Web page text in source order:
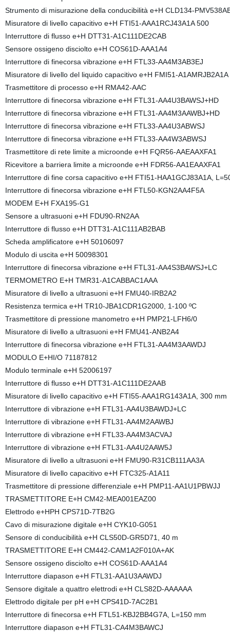
Strumento di misurazione della conducibilità e+H CLD134-
Misuratore di livello capacitivo e+H FTI51-AAA1RCJ43A1A 500
Interruttore di flusso e+H DTT31-A1C111DE2CAB
Sensore ossigeno disciolto e+H COS61D-AAA1A4
Interruttore di finecorsa vibrazione e+H FTL33-AA4M3AB3EJ
Misuratore di livello del liquido capacitivo e+H FMI51-A1AMRJB2A1A
Trasmettitore di processo e+H RMA42-AAC
Interruttore di finecorsa vibrazione e+H FTL31-AA4U3BAWSJ+HD
Interruttore di finecorsa vibrazione e+H FTL31-AA4M3AAWBJ+HD
Interruttore di finecorsa vibrazione e+H FTL33-AA4U3ABWSJ
Interruttore di finecorsa vibrazione e+H FTL33-AA4W3ABWSJ
Trasmettitore di rete limite a microonde e+H FQR56-AAEAAXFA1
Ricevitore a barriera limite a microonde e+H FDR56-AA1EAAXFA1
Interruttore di fine corsa capacitivo e+H FTI51-HAA1GCJ83A1A,
Interruttore di finecorsa vibrazione e+H FTL50-KGN2AA4F5A
MODEM E+H FXA195-G1
Sensore a ultrasuoni e+H FDU90-RN2AA
Interruttore di flusso e+H DTT31-A1C111AB2BAB
Scheda amplificatore e+H 50106097
Modulo di uscita e+H 50098301
Interruttore di finecorsa vibrazione e+H FTL31-AA4S3BAWSJ+LC
TERMOMETRO E+H TMR31-A1CABBAC1AAA
Misuratore di livello a ultrasuoni e+H FMU40-IRB2A2
Resistenza termica e+H TR10-JBA1CDR1G2000, 1-100 ºC
Trasmettitore di pressione manometro e+H PMP21-LFH6/0
Misuratore di livello a ultrasuoni e+H FMU41-ANB2A4
Interruttore di finecorsa vibrazione e+H FTL31-AA4M3AAWDJ
MODULO E+HI/O 71187812
Modulo terminale e+H 52006197
Interruttore di flusso e+H DTT31-A1C111DE2AAB
Misuratore di livello capacitivo e+H FTI55-AAA1RG143A1A, 300 mm
Interruttore di vibrazione e+H FTL31-AA4U3BAWDJ+LC
Interruttore di vibrazione e+H FTL31-AA4M2AAWBJ
Interruttore di vibrazione e+H FTL33-AA4M3ACVAJ
Interruttore di vibrazione e+H FTL31-AA4U2AAW5J
Misuratore di livello a ultrasuoni e+H FMU90-R31CB111AA3A
Misuratore di livello capacitivo e+H FTC325-A1A11
Trasmettitore di pressione differenziale e+H PMP11-AA1U1PBWJJ
TRASMETTITORE E+H CM42-MEA001EAZ00
Elettrodo e+HPH CPS71D-7TB2G
Cavo di misurazione digitale e+H CYK10-G051
Sensore di conducibilità e+H CLS50D-GR5D71, 40 m
TRASMETTITORE E+H CM442-CAM1A2F010A+AK
Sensore ossigeno disciolto e+H COS61D-AAA1A4
Interruttore diapason e+H FTL31-AA1U3AAWDJ
Sensore digitale a quattro elettrodi e+H CLS82D-AAAAAA
Elettrodo digitale per pH e+H CPS41D-7AC2B1
Interruttore di finecorsa e+H FTL51-KBJ2BB4G7A, L=150 mm
Interruttore diapason e+H FTL31-CA4M3BAWCJ